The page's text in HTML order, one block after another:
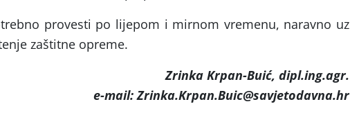
provesti po lijepom i mirnom vremenu, naravno uz
zaštitne opreme.
Zrinka Krpan-Buić, dipl.ing.agr.
e-mail: Zrinka.Krpan.Buic@savjetodavna.hr